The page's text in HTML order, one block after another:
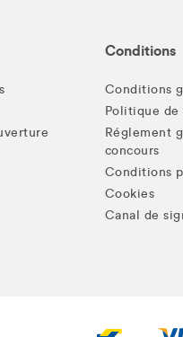
Conditions
Conditions
Politique
Réglement
concours
Conditions
Cookies
Canal de